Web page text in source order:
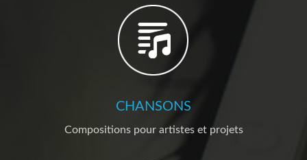
CHANSONS
Compositions pour artistes et projets